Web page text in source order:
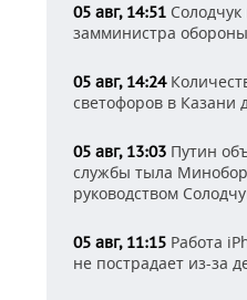
05 авг, 14:51
замминистра обороны
05 авг, 14:24
светофоров в Казани
05 авг, 13:03 Путин
службы тыла
руководством
05 авг, 11:15 Работа
не пострадает из-за